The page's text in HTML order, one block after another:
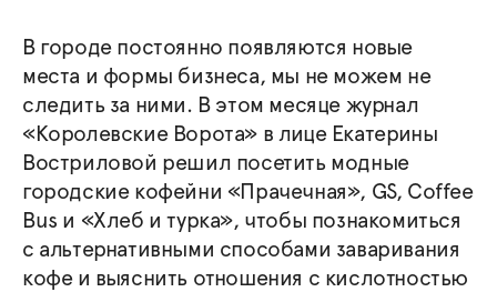
В городе постоянно появляются новые
места и формы бизнеса, мы не можем не
следить за ними. В этом месяце журнал
«Королевские Ворота» в лице Екатерины
Востриловой решил посетить модные
городские кофейни «Прачечная», GS, Coffee
Bus и «Хлеб и турка», чтобы познакомиться
с альтернативными способами заваривания
кофе и выяснить отношения с кислотностью